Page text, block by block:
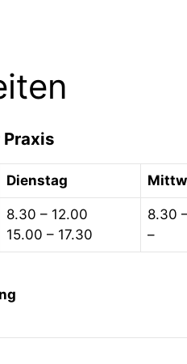
Dienstag
8.30 – 12.00
15.00 – 17.30
8.30
–